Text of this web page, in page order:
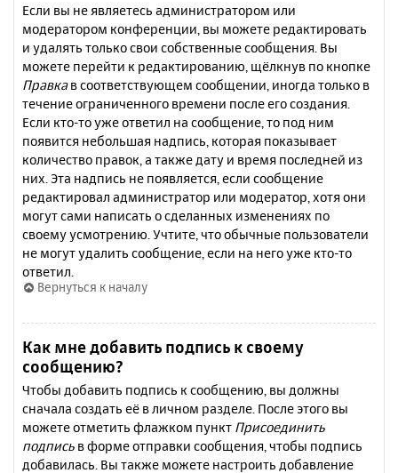
Если вы не являетесь администратором или
модератором конференции, вы можете редактировать
и удалять только свои собственные сообщения. Вы
можете перейти к редактированию, щёлкнув по кнопке
Правкав соответствующем сообщении, иногда только в
течение ограниченного времени после его создания.
Если кто-то уже ответил на сообщение, то под ним
появится небольшая надпись, которая показывает
количество правок, а также дату и время последней из
них. Эта надпись не появляется, если сообщение
редактировал администратор или модератор, хотя они
могут сами написать о сделанных изменениях по
своему усмотрению. Учтите, что обычные пользователи
не могут удалить сообщение, если на него уже кто-то
ответил.
Вернуться к началу
Как мне добавить подпись к своему
сообщению?
Чтобы добавить подпись к сообщению, вы должны
сначала создать её в личном разделе. После этого вы
можете отметить флажком пункт Присоединить
подпись в форме отправки сообщения, чтобы подпись
добавилась. Вы также можете настроить добавление